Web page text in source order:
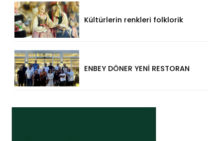
Kültürlerin renkleri folklorik
ENBEY DÖNER YENİ RESTORAN